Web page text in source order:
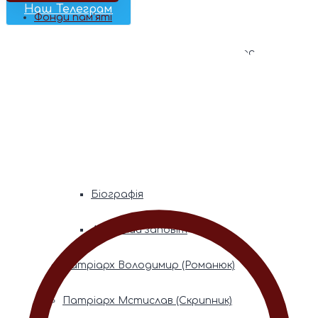
Наш Телеграм
Фонди пам’яті
Митрополита Володимира (Сабодана)
Біографія
Духовний заповіт
Патріарх Володимир (Романюк)
Патріарх Мстислав (Скрипник)